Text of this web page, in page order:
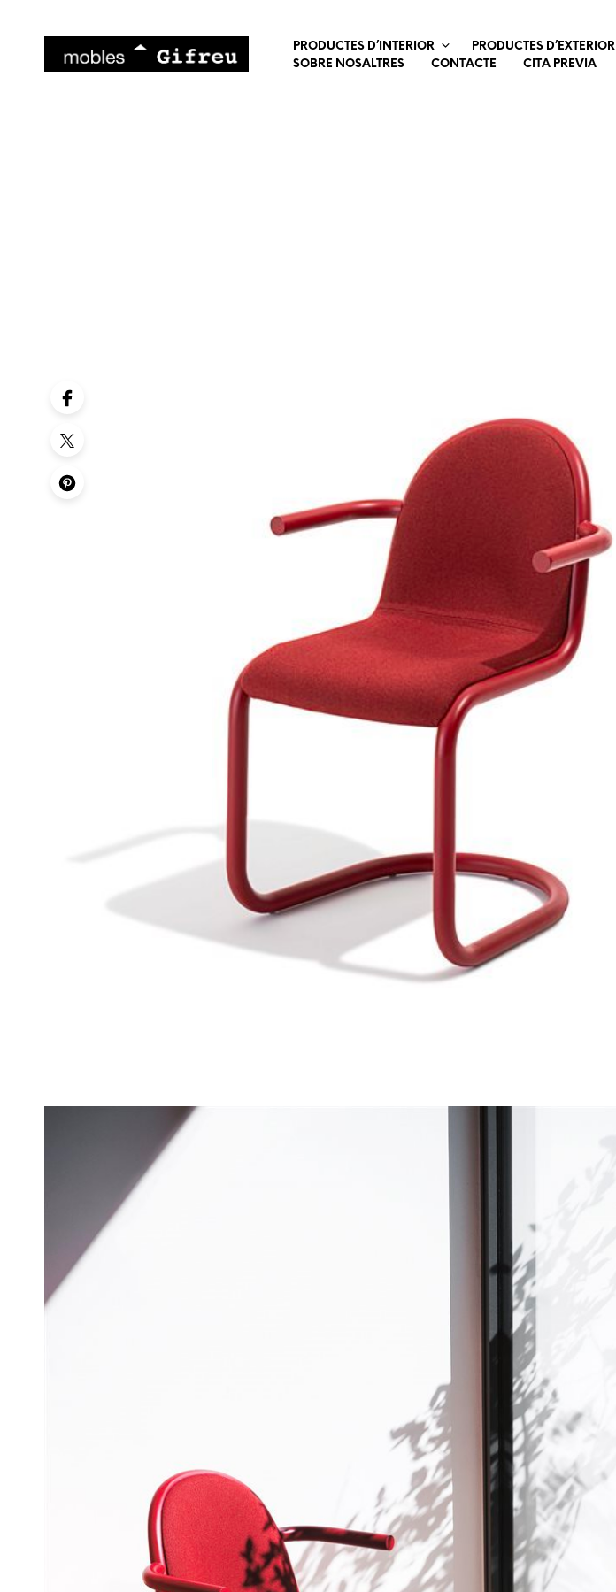
PRODUCTES D’INTERIOR PRODUCTES D’EXTERIOR
SOBRE NOSALTRES
CONTACTE CITA PREVIA